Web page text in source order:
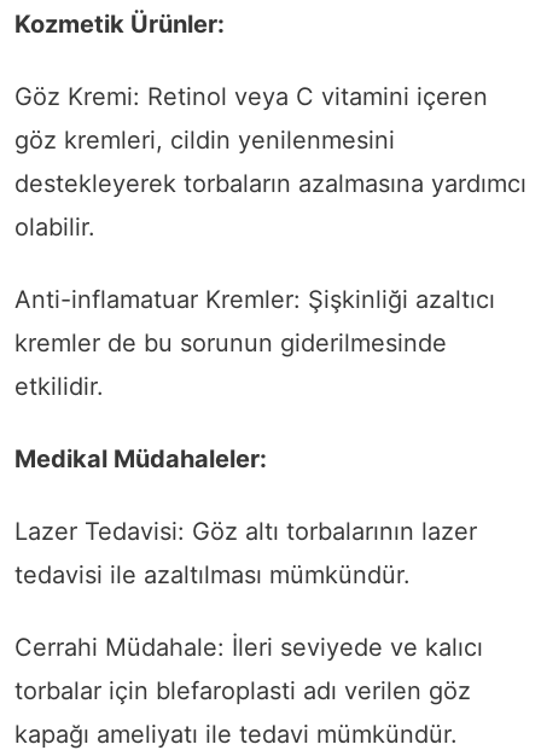
Kozmetik Ürünler:
Göz Kremi: Retinol veya C vitamini içeren
göz kremleri, cildin yenilenmesini
destekleyerek torbaların azalmasına yardımcı
olabilir.
Anti-inflamatuar Kremler: Şişkinliği azaltıcı
kremler de bu sorunun giderilmesinde
etkilidir.
Medikal Müdahaleler:
Lazer Tedavisi: Göz altı torbalarının lazer
tedavisi ile azaltılması mümkündür.
Cerrahi Müdahale: İleri seviyede ve kalıcı
torbalar için blefaroplasti adı verilen göz
kapağı ameliyatı ile tedavi mümkündür.